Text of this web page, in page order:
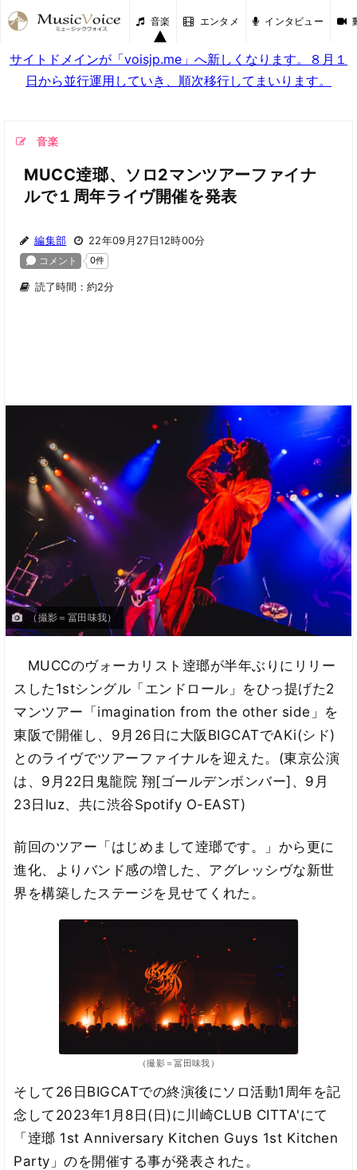
音楽 エンタメ インタビュー
サイトドメインが「voisjp.me」へ新しくなります。８月１
日から並行運用していき、順次移行してまいります。
音楽
MUCC逹瑯、ソロ2マンツアーファイナ
ルで１周年ライヴ開催を発表
編集部 22年09月27日12時00分
読了時間：約2分
（撮影＝冨田味我）
MUCCのヴォーカリスト逹瑯が半年ぶりにリリー
スした1stシングル「エンドロール」をひっ提げた2
マンツアー「imagination from the other side」を
東阪で開催し、9月26日に大阪BIGCATでAKi(シド)
とのライヴでツアーファイナルを迎えた。(東京公演
は、9月22日鬼龍院 翔[ゴールデンボンバー]、9月
23日luz、共に渋谷Spotify O-EAST)
前回のツアー「はじめまして逹瑯です。」から更に
進化、よりバンド感の増した、アグレッシヴな新世
界を構築したステージを見せてくれた。
（撮影＝冨田味我）
そして26日BIGCATでの終演後にソロ活動1周年を記
念して2023年1月8日(日)に川崎CLUB CITTA'にて
「逹瑯 1st Anniversary Kitchen Guys 1st Kitchen
Party」のを開催する事が発表された。